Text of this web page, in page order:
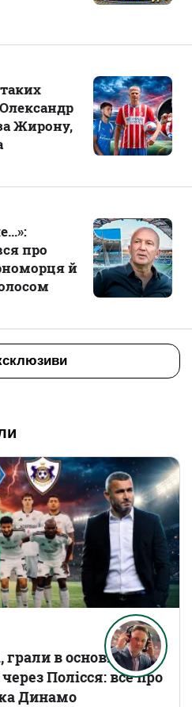
Жирону,
про
й
грали в основному
Полісся: все про
Динамо